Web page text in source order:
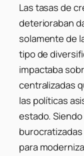
Las tasas de
deterioraban
solamente de
tipo de
impactaba
centralizadas
las políticas
estado.
para